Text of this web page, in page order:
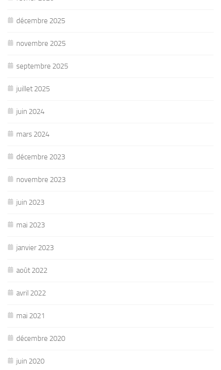
décembre 2025
novembre 2025
septembre 2025
juillet 2025
juin 2024
mars 2024
décembre 2023
novembre 2023
juin 2023
mai 2023
janvier 2023
août 2022
avril 2022
mai 2021
décembre 2020
juin 2020